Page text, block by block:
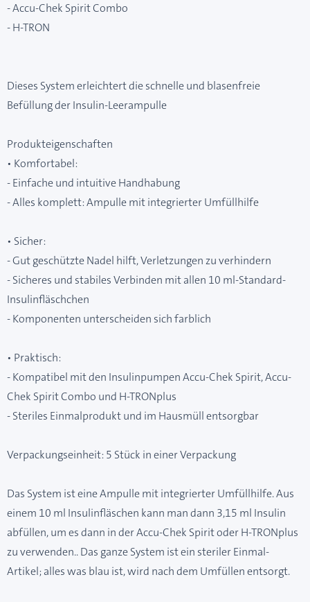
- Accu-Chek Spirit Combo
- H-TRON
Dieses System erleichtert die schnelle und blasenfreie
Befüllung der Insulin-Leerampulle
Produkteigenschaften
• Komfortabel:
- Einfache und intuitive Handhabung
- Alles komplett: Ampulle mit integrierter Umfüllhilfe
• Sicher:
- Gut geschützte Nadel hilft, Verletzungen zu verhindern
- Sicheres und stabiles Verbinden mit allen 10 ml-Standard-
Insulinfläschchen
- Komponenten unterscheiden sich farblich
• Praktisch:
- Kompatibel mit den Insulinpumpen Accu-Chek Spirit, Accu-
Chek Spirit Combo und H-TRONplus
- Steriles Einmalprodukt und im Hausmüll entsorgbar
Verpackungseinheit: 5 Stück in einer Verpackung
Das System ist eine Ampulle mit integrierter Umfüllhilfe. Aus
einem 10 ml Insulinfläschen kann man dann 3,15 ml Insulin
abfüllen, um es dann in der Accu-Chek Spirit oder H-TRONplus
zu verwenden.. Das ganze System ist ein steriler Einmal-
Artikel; alles was blau ist, wird nach dem Umfüllen entsorgt.